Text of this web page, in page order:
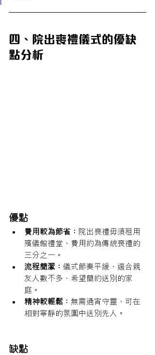
四、院出喪禮儀式的優缺
點分析
優點
費用較為節省： 院出喪禮毋須租用
殯儀館禮堂，費用約為傳統喪禮的
三分之一。
流程簡潔： 儀式節奏平緩，適合親
友人數不多、希望簡約送別的家
庭。
精神較輕鬆： 無需通宵守靈，可在
相對寧靜的氛圍中送別先人。
缺點